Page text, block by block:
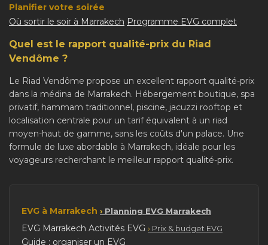
Planifier votre soirée
Où sortir le soir à Marrakech Programme EVG complet
Quel est le rapport qualité-prix du Riad
Vendôme ?
Le Riad Vendôme propose un excellent rapport qualité-prix
dans la médina de Marrakech. Hébergement boutique, spa
privatif, hammam traditionnel, piscine, jacuzzi rooftop et
localisation centrale pour un tarif équivalent à un riad
moyen-haut de gamme, sans les coûts d'un palace. Une
formule de luxe abordable à Marrakech, idéale pour les
voyageurs recherchant le meilleur rapport qualité-prix.
EVG à Marrakech Planning EVG Marrakech
EVG Marrakech Activités EVG Prix & budget EVG
Guide : organiser un EVG